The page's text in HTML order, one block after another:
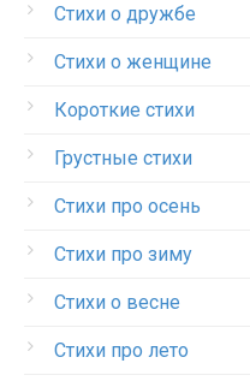
Стихи о дружбе
Стихи о женщине
Короткие стихи
Грустные стихи
Стихи про осень
Стихи про зиму
Стихи о весне
Стихи про лето